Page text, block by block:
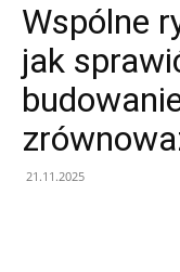
Wspólne
jak
21.11.2025